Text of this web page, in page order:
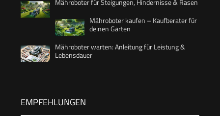
Mähroboter kaufen – Kaufberater für
deinen Garten
Mähroboter warten: Anleitung für Leistung &
Lebensdauer
EMPFEHLUNGEN